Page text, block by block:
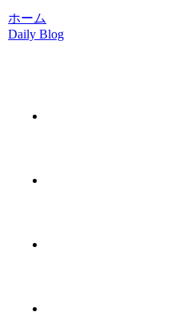
ホーム
Daily Blog